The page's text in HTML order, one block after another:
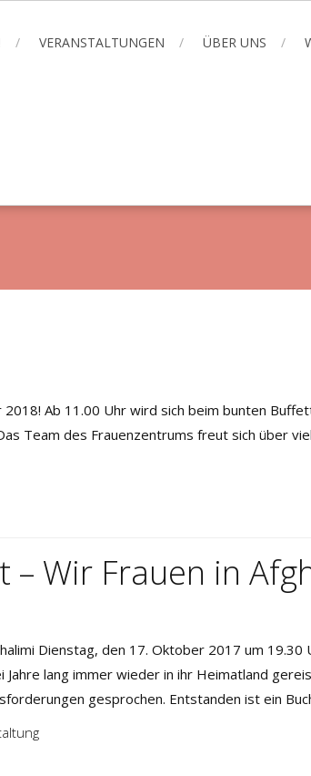
VERANSTALTUNGEN ÜBER UNS
2018! Ab 11.00 Uhr wird sich beim bunten
Team des Frauenzentrums freut sich über
– Wir Frauen in
Dienstag, den 17. Oktober 2017 um
Jahre lang immer wieder in ihr Heimatland
gesprochen. Entstanden ist ein